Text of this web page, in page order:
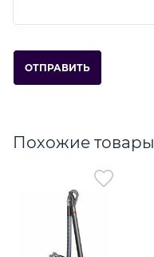
Похожие товары